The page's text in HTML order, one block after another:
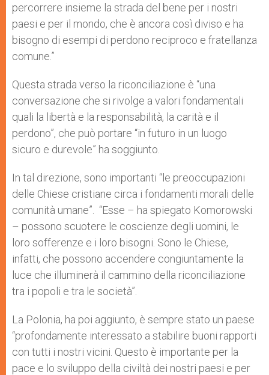
percorrere insieme la strada del bene per i nostri
paesi e per il mondo, che è ancora così diviso e ha
bisogno di esempi di perdono reciproco e fratellanza
comune.”
Questa strada verso la riconciliazione è “una
conversazione che si rivolge a valori fondamentali
quali la libertà e la responsabilità, la carità e il
perdono”, che può portare “in futuro in un luogo
sicuro e durevole” ha soggiunto.
In tal direzione, sono importanti “le preoccupazioni
delle Chiese cristiane circa i fondamenti morali delle
comunità umane”. “Esse – ha spiegato Komorowski
– possono scuotere le coscienze degli uomini, le
loro sofferenze e i loro bisogni. Sono le Chiese,
infatti, che possono accendere congiuntamente la
luce che illuminerà il cammino della riconciliazione
tra i popoli e tra le società”.
La Polonia, ha poi aggiunto, è sempre stato un paese
“profondamente interessato a stabilire buoni rapporti
con tutti i nostri vicini. Questo è importante per la
pace e lo sviluppo della civiltà dei nostri paesi e per